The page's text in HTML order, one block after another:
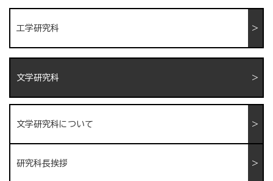
工学研究科
文学研究科
文学研究科について
研究科長挨拶